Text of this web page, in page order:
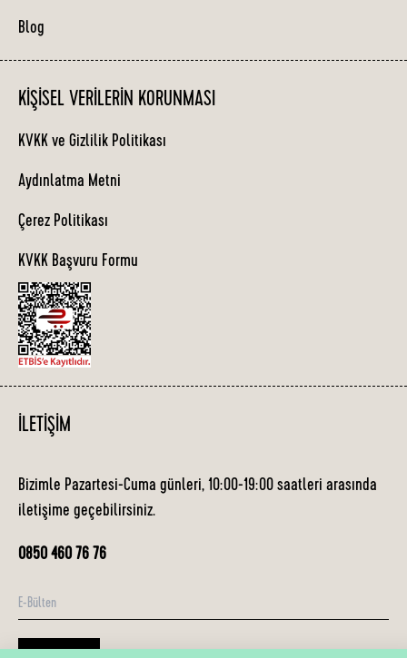
Blog
KIŞISEL VERILERIN KORUNMASI
KVKK ve Gizlilik Politikası
Aydınlatma Metni
Çerez Politikası
KVKK Başvuru Formu
İLETIŞIM
Bizimle Pazartesi-Cuma günleri, 10:00-19:00 saatleri arasında
iletişime geçebilirsiniz.
0850 460 76 76
E-Bülten